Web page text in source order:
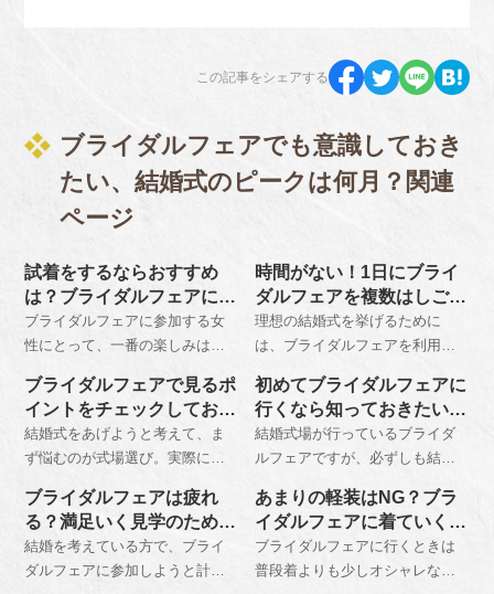
この記事をシェアする
ブライダルフェアでも意識しておき
たい、結婚式のピークは何月？関連
ページ
試着をするならおすすめ
は？ブライダルフェアに行
く際の髪型
ブライダルフェアに参加する女
性にとって、一番の楽しみはド
す。その際のヘアメイクについ
ては、お呼ばれ程度でよいでし
ょう。体験ができるところもあ
ります。
時間がない！1日にブライ
ダルフェアを複数はしごす
る
理想の結婚式を挙げるために
は、ブライダルフェアを利用し
おすすめです。可能であるなら
ば一日に複数の会場をはしごし
て、サンプル数を増やしておき
ましょう。
ブライダルフェアで見るポ
イントをチェックしてお
く！
結婚式をあげようと考えて、ま
ず悩むのが式場選び。実際にブ
も、魅力的な式場がたくさんあ
りすぎて、余計に悩んでしまう
ということもあるのではないで
しょうか。参加前に自分たちの
初めてブライダルフェアに
行くなら知っておきたいマ
ナー
結婚式場が行っているブライダ
ルフェアですが、必ずしも結婚
参加することができないという
ものではありません。しかし参
加する上ではマナーがあるとい
うことも知っておく必要があり
ブライダルフェアは疲れ
る？満足いく見学のために
知っておきたいこと
結婚を考えている方で、ブライ
ダルフェアに参加しようと計画
あまりの軽装はNG？ブラ
イダルフェアに着ていくべ
き服装は？
ブライダルフェアに行くときは
普段着よりも少しオシャレな服